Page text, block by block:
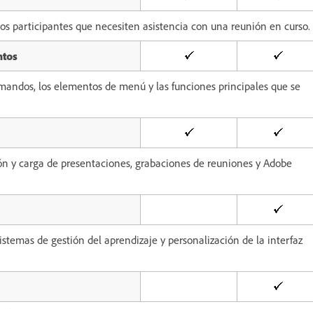
participantes que necesiten asistencia con una reunión en curso.
los elementos de menú y las funciones principales que se
carga de presentaciones, grabaciones de reuniones y Adobe
de gestión del aprendizaje y personalización de la interfaz